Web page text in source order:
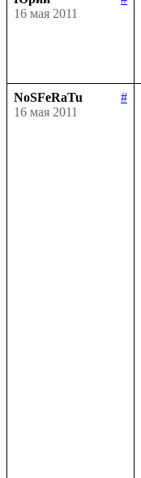
16 мая 2011
NoSFeRaTu
#
16 мая 2011